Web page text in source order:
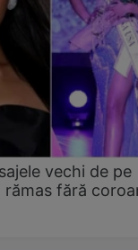
vechi de pe
fără